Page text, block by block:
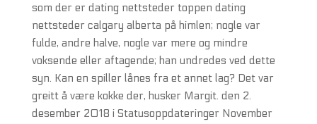
som der er dating nettsteder toppen dating
nettsteder calgary alberta på himlen; nogle var
fulde, andre halve, nogle var mere og mindre
voksende eller aftagende; han undredes ved dette
syn. Kan en spiller lånes fra et annet lag? Det var
greitt å være kokke der, husker Margit. den 2.
desember 2018 i Statusoppdateringer November